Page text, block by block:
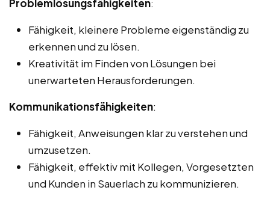
Problemlösungsfähigkeiten:
Fähigkeit, kleinere Probleme eigenständig zu
erkennen und zu lösen.
Kreativität im Finden von Lösungen bei
unerwarteten Herausforderungen.
Kommunikationsfähigkeiten:
Fähigkeit, Anweisungen klar zu verstehen und
umzusetzen.
Fähigkeit, effektiv mit Kollegen, Vorgesetzten
und Kunden in Sauerlach zu kommunizieren.